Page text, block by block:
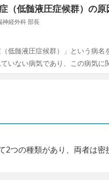
（低髄液圧症候群）の
神経外科 部長
（低髄液圧症候群）」という病
いない病気であり、この病気に
2つの種類があり、両者は